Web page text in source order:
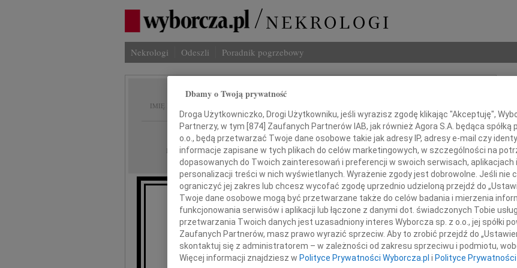
Nekrologi Odeszli Poradnik pogrzebowy
IMIĘ I NAZWISKO: Bogdan Kruszyna-Kotulski
REGION: Łódź
DATA EMISJI: 15.01.2010
Odszedł
Dbamy o Twoją prywatność
Droga Użytkowniczko, Drogi Użytkowniku, jeśli wyrazisz zgodę klikając "Akceptuję",
Partnerzy, w tym [ 874 ] Zaufanych Partnerów IAB, jak również Agora S.A. będąca
o.o., będą przetwarzać Twoje dane osobowe takie jak adresy IP, adresy e-mail czy
informacje zapisane w tych plikach do celów marketingowych, w szczególności na
dopasowanych do Twoich zainteresowań i preferencji w swoich serwisach, aplikacjach
personalizacji treści w nich wyświetlanych. Wyrażenie zgody jest dobrowolne. Jeśli nie
ograniczyć jej zakres lub chcesz wycofać zgodę uprzednio udzieloną przejdź do
Twoje dane osobowe mogą być przetwarzane także do celów badania i mierzenia
funkcjonowania serwisów i aplikacji lub łączone z danymi dot. świadczonych Tobie
przetwarzania Twoich danych jest uzasadniony interes Wyborcza sp. z o.o., jej spółki
Zaufanych Partnerów, masz prawo wyrazić sprzeciw. Aby to zrobić przejdź do
skontaktuj się z administratorem – w zależności od zakresu sprzeciwu i podmiotu,
Więcej informacji znajdziesz w Polityce Prywatności Wyborcza.pl i Polityce Prywatności